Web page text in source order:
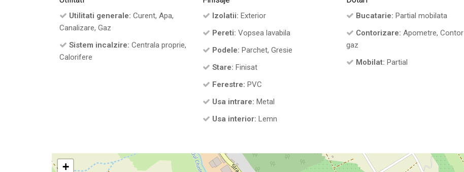
Utilitati generale: Curent, Apa,
Canalizare, Gaz
Sistem incalzire: Centrala proprie,
Calorifere
Izolatii: Exterior
Pereti: Vopsea lavabila
Podele: Parchet, Gresie
Stare: Finisat
Ferestre: PVC
Usa intrare: Metal
Usa interior: Lemn
Bucatarie: Partial mobilata
Contorizare: Apometre, Contor
gaz
Mobilat: Partial
+